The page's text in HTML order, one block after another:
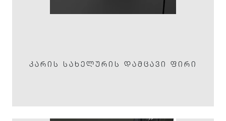
ᲙᲐᲠᲘᲡ ᲡᲐᲮᲔᲚᲣᲠᲘᲡ ᲓᲐᲛᲪᲐᲕᲘ ᲤᲘᲠᲘ